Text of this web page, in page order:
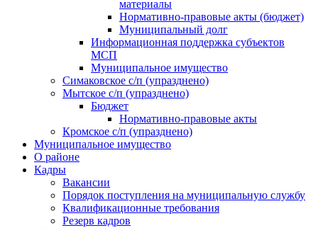
материалы
Нормативно-правовые акты (бюджет)
Муниципальный долг
Информационная поддержка субъектов
МСП
Муниципальное имущество
Симаковское с/п (упразднено)
Мытское с/п (упразднено)
Бюджет
Нормативно-правовые акты
Кромское с/п (упразднено)
Муниципальное имущество
О районе
Кадры
Вакансии
Порядок поступления на муниципальную службу
Квалификационные требования
Резерв кадров